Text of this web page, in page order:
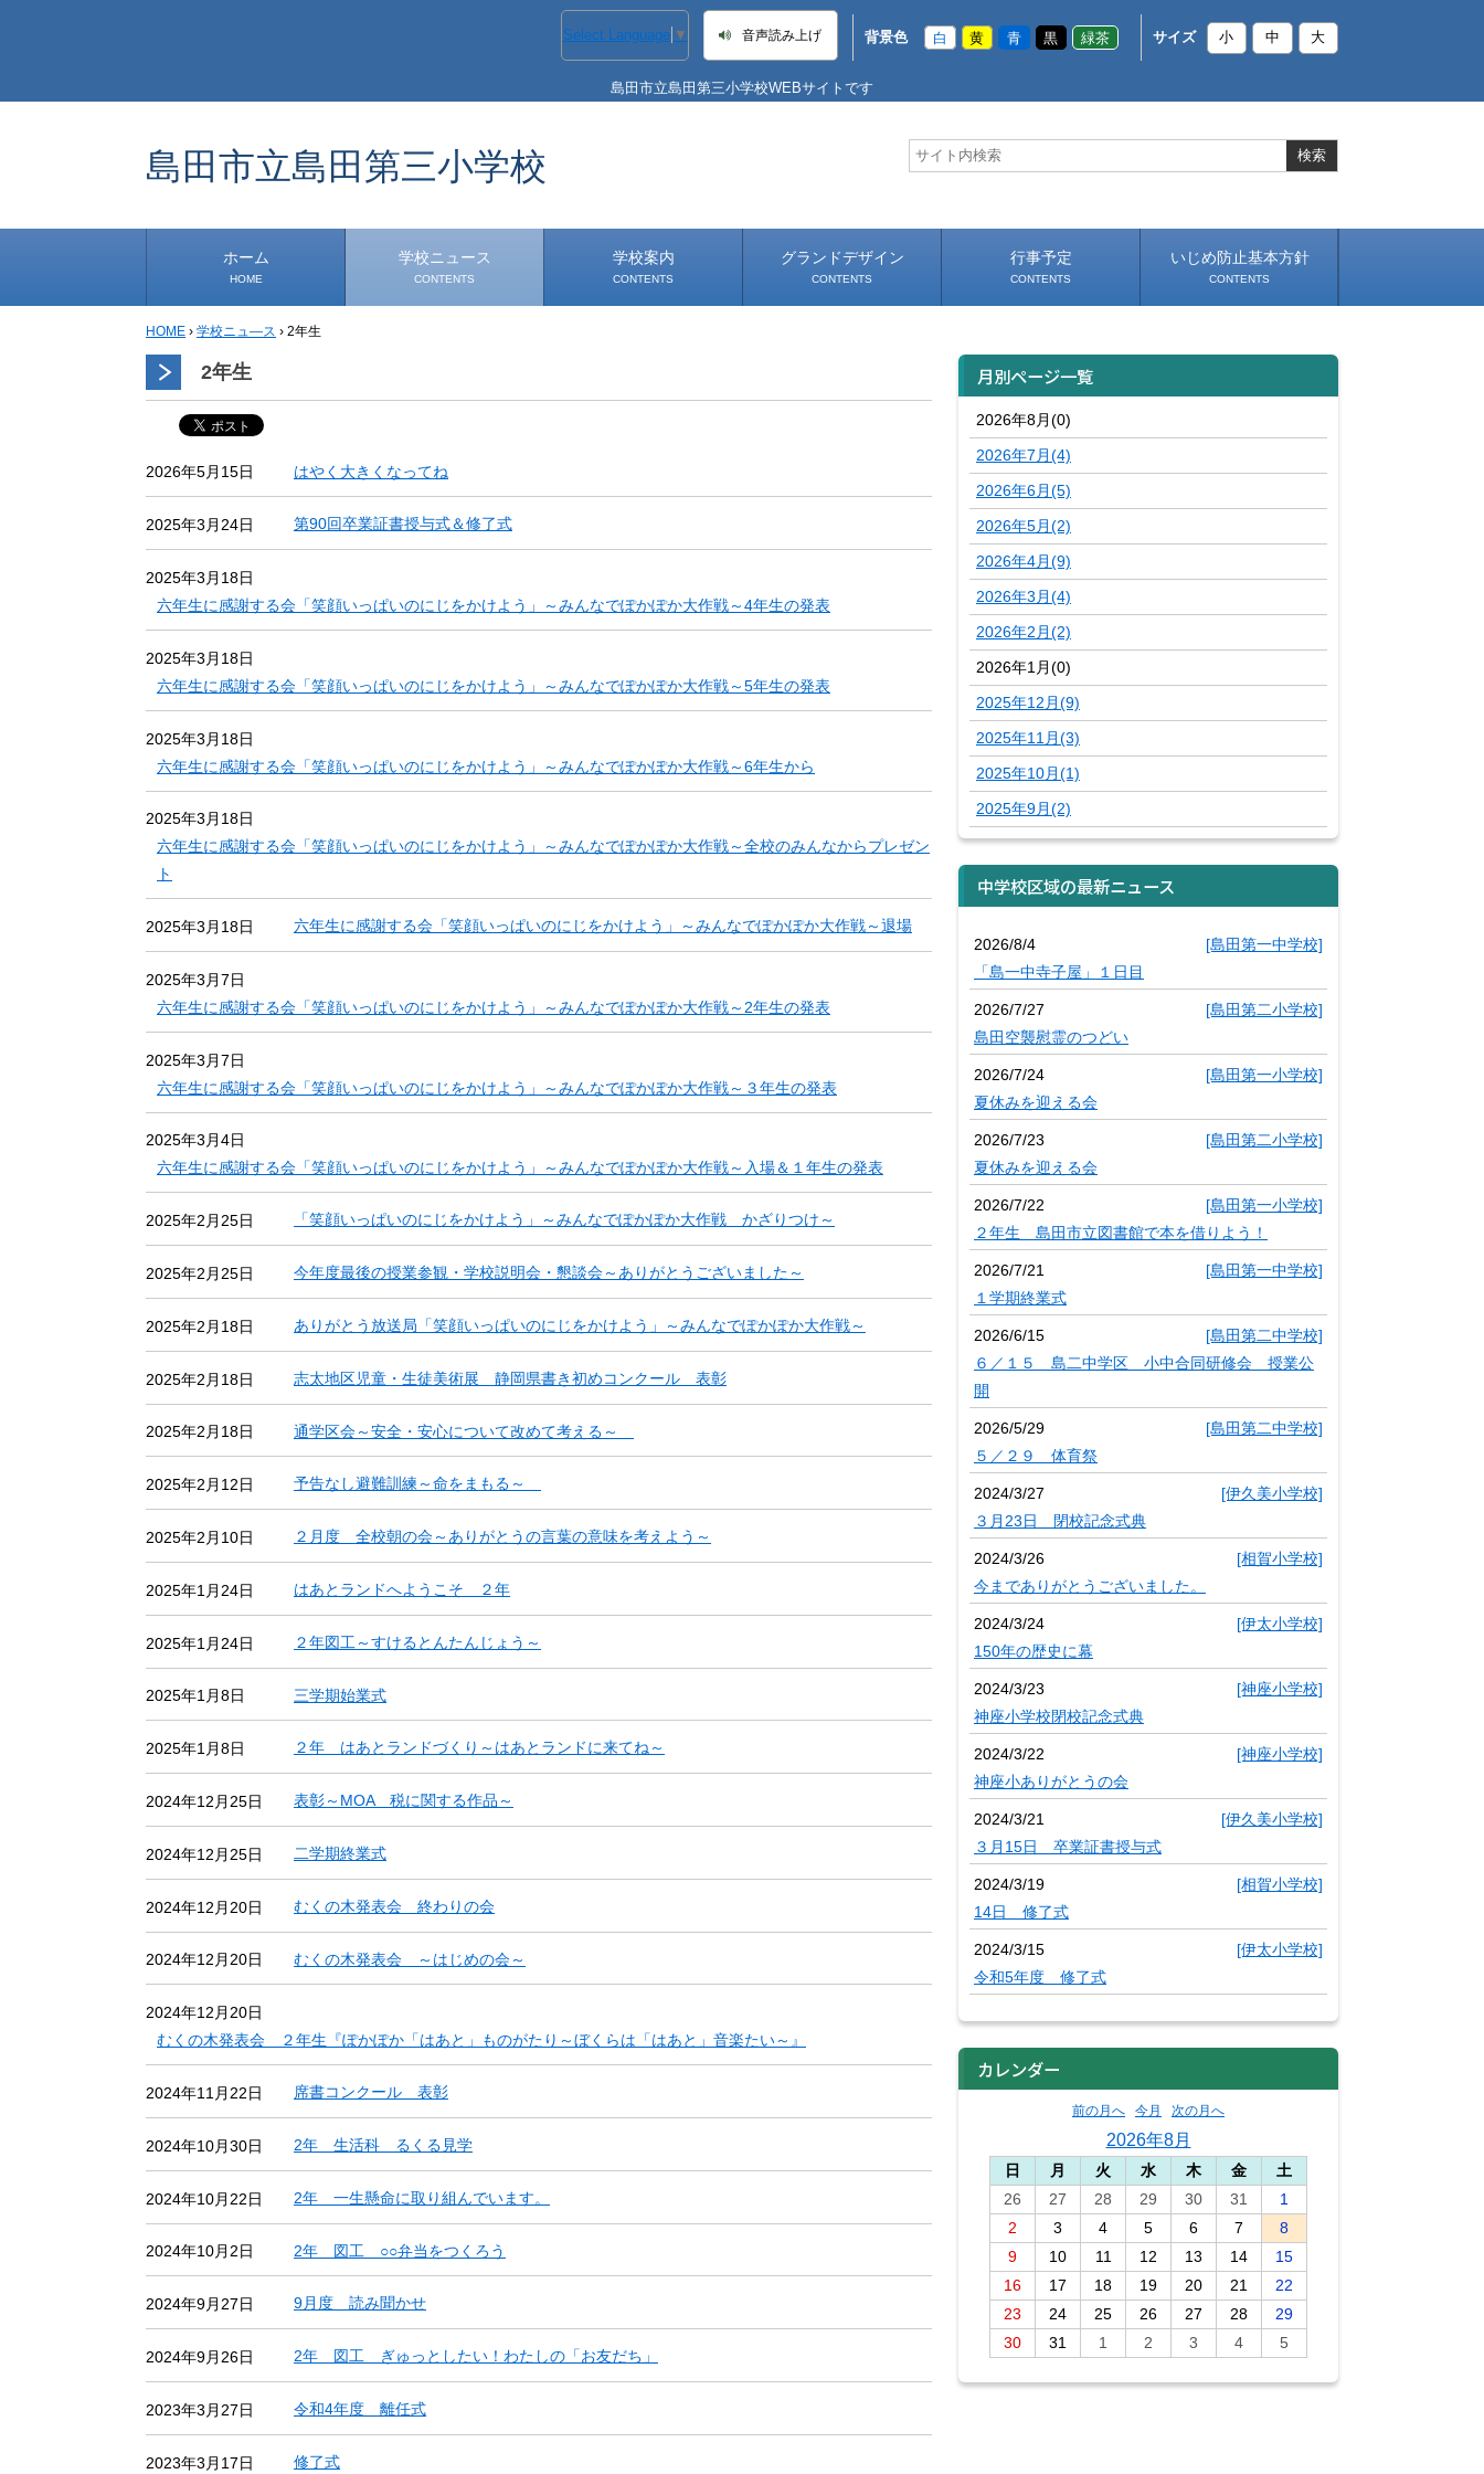
Select Language ▼ 音声読み上げ 背景色 白 黄 青 黒 緑茶 サイズ 小 中 大
島田市立島田第三小学校WEBサイトです
島田市立島田第三小学校
ホーム
HOME
学校ニュース
CONTENTS
学校案内
CONTENTS
グランドデザイン
CONTENTS
行事予定
CONTENTS
いじめ防止基本方針
CONTENTS
HOME › 学校ニュ―ス › 2年生
2年生
2026年5月15日 はやく大きくなってね
2025年3月24日 第90回卒業証書授与式＆修了式
2025年3月18日
六年生に感謝する会「笑顔いっぱいのにじをかけよう」～みんなでぽかぽか大作戦～4年生の発表
2025年3月18日
六年生に感謝する会「笑顔いっぱいのにじをかけよう」～みんなでぽかぽか大作戦～5年生の発表
2025年3月18日
六年生に感謝する会「笑顔いっぱいのにじをかけよう」～みんなでぽかぽか大作戦～6年生から
2025年3月18日
六年生に感謝する会「笑顔いっぱいのにじをかけよう」～みんなでぽかぽか大作戦～全校のみんなからプレゼン
ト
2025年3月18日 六年生に感謝する会「笑顔いっぱいのにじをかけよう」～みんなでぽかぽか大作戦～退場
2025年3月7日
六年生に感謝する会「笑顔いっぱいのにじをかけよう」～みんなでぽかぽか大作戦～2年生の発表
2025年3月7日
六年生に感謝する会「笑顔いっぱいのにじをかけよう」～みんなでぽかぽか大作戦～３年生の発表
2025年3月4日
六年生に感謝する会「笑顔いっぱいのにじをかけよう」～みんなでぽかぽか大作戦～入場＆１年生の発表
2025年2月25日 「笑顔いっぱいのにじをかけよう」～みんなでぽかぽか大作戦 かざりつけ～
2025年2月25日 今年度最後の授業参観・学校説明会・懇談会～ありがとうございました～
2025年2月18日 ありがとう放送局「笑顔いっぱいのにじをかけよう」～みんなでぽかぽか大作戦～
2025年2月18日 志太地区児童・生徒美術展 静岡県書き初めコンクール 表彰
2025年2月18日 通学区会～安全・安心について改めて考える～
2025年2月12日 予告なし避難訓練～命をまもる～
2025年2月10日 ２月度 全校朝の会～ありがとうの言葉の意味を考えよう～
2025年1月24日 はあとランドへようこそ ２年
2025年1月24日 ２年図工～すけるとんたんじょう～
2025年1月8日 三学期始業式
2025年1月8日 ２年 はあとランドづくり～はあとランドに来てね～
2024年12月25日 表彰～MOA 税に関する作品～
2024年12月25日 二学期終業式
2024年12月20日 むくの木発表会 終わりの会
2024年12月20日 むくの木発表会 ～はじめの会～
2024年12月20日
むくの木発表会 ２年生『ぽかぽか「はあと」ものがたり～ぼくらは「はあと」音楽たい～』
2024年11月22日 席書コンクール 表彰
2024年10月30日 2年 生活科 るくる見学
2024年10月22日 2年 一生懸命に取り組んでいます。
2024年10月2日 2年 図工 ○○弁当をつくろう
2024年9月27日 9月度 読み聞かせ
2024年9月26日 2年 図工 ぎゅっとしたい！わたしの「お友だち」
2023年3月27日 令和4年度 離任式
2023年3月17日 修了式
月別ページ一覧
2026年8月(0)
2026年7月(4)
2026年6月(5)
2026年5月(2)
2026年4月(9)
2026年3月(4)
2026年2月(2)
2026年1月(0)
2025年12月(9)
2025年11月(3)
2025年10月(1)
2025年9月(2)
中学校区域の最新ニュース
2026/8/4
[島田第一中学校]
「島一中寺子屋」１日目
2026/7/27
[島田第二小学校]
島田空襲慰霊のつどい
2026/7/24
[島田第一小学校]
夏休みを迎える会
2026/7/23
[島田第二小学校]
夏休みを迎える会
2026/7/22
[島田第一小学校]
２年生 島田市立図書館で本を借りよう！
2026/7/21
[島田第一中学校]
１学期終業式
2026/6/15
[島田第二中学校]
６／１５ 島二中学区 小中合同研修会 授業公
開
2026/5/29
[島田第二中学校]
５／２９ 体育祭
2024/3/27
[伊久美小学校]
３月23日 閉校記念式典
2024/3/26
[相賀小学校]
今までありがとうございました。
2024/3/24
[伊太小学校]
150年の歴史に幕
2024/3/23
[神座小学校]
神座小学校閉校記念式典
2024/3/22
[神座小学校]
神座小ありがとうの会
2024/3/21
[伊久美小学校]
３月15日 卒業証書授与式
2024/3/19
[相賀小学校]
14日 修了式
2024/3/15
[伊太小学校]
令和5年度 修了式
カレンダー
前の月へ 今月 次の月へ
2026年8月
日 月 火 水 木 金
土
26
27 28 29 30 31
1
2
3 4 5 6 7
8
9
10 11 12 13 14
15
16
17 18 19 20 21
22
23
24 25 26 27 28
29
30
31 1 2 3 4 5